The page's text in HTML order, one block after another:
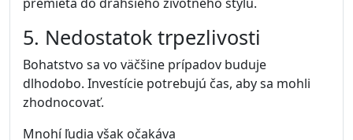
premieta do drahšieho životného štýlu.
5. Nedostatok trpezlivosti
Bohatstvo sa vo väčšine prípadov buduje
dlhodobo. Investície potrebujú čas, aby sa mohli
zhodnocovať.
Mnohí ľudia však očakáva